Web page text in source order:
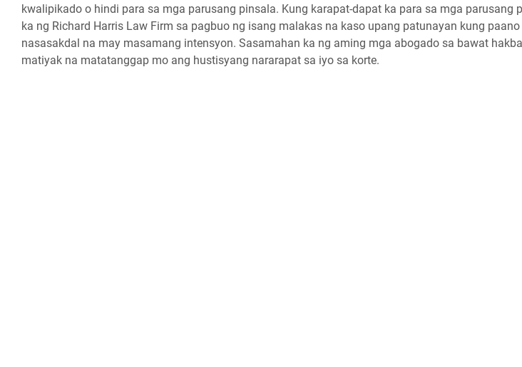
kwalipikado o hindi para sa mga parusang pinsala. Kung karapat-dapat ka para sa mga parusang
ka ng Richard Harris Law Firm sa pagbuo ng isang malakas na kaso upang patunayan kung
nasasakdal na may masamang intensyon. Sasamahan ka ng aming mga abogado sa bawat
matiyak na matatanggap mo ang hustisyang nararapat sa iyo sa korte.